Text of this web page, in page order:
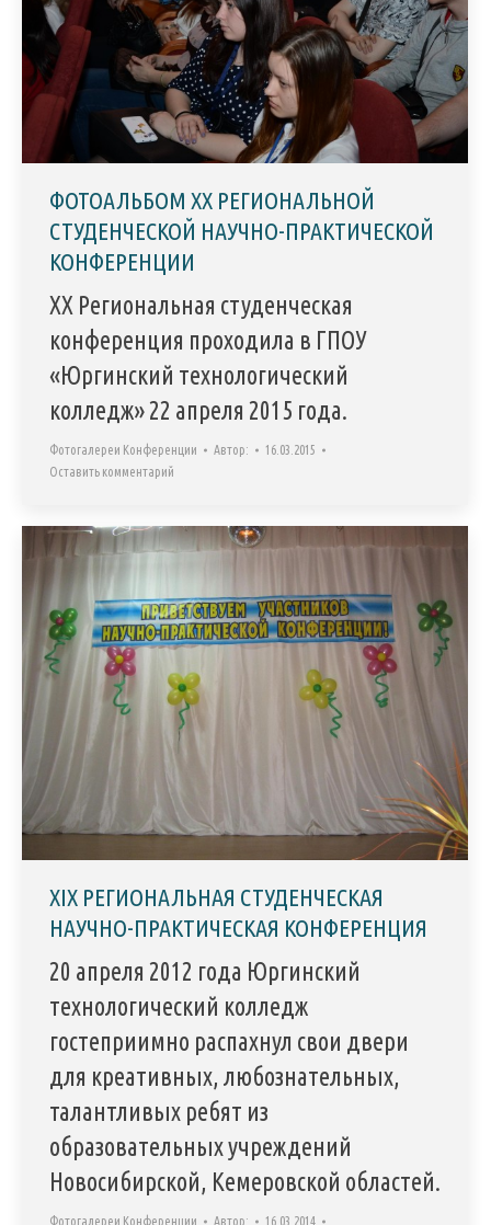
ФОТОАЛЬБОМ XX РЕГИОНАЛЬНОЙ
СТУДЕНЧЕСКОЙ НАУЧНО-ПРАКТИЧЕСКОЙ
КОНФЕРЕНЦИИ
XX Региональная студенческая
конференция проходила в ГПОУ
«Юргинский технологический
колледж» 22 апреля 2015 года.
Фотогалереи Конференции Автор:
16.03.2015
Оставить комментарий
XIX РЕГИОНАЛЬНАЯ СТУДЕНЧЕСКАЯ
НАУЧНО-ПРАКТИЧЕСКАЯ КОНФЕРЕНЦИЯ
20 апреля 2012 года Юргинский
технологический колледж
гостеприимно распахнул свои двери
для креативных, любознательных,
талантливых ребят из
образовательных учреждений
Новосибирской, Кемеровской областей.
Фотогалереи Конференции Автор: 16.03.2014